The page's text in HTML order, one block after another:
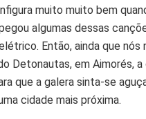
muito muito bem
algumas dessas
Então, ainda que nós
Detonautas, em Aimorés, a
que a galera sinta-se
cidade mais próxima.